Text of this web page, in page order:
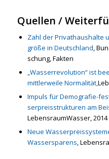
Quellen /
Zahl der Pri­vat­haus­hal­te
grö­ße in Deutsch­land,
schung, Fak­ten
„Was­ser­re­vo­lu­ti­on“ ist
mitt­ler­wei­le Nor­ma­li­tät,
Impuls für Demo­gra­fie-
ser­preis­struk­tu­ren am
Lebens­raum­Was­ser, 2014
Neue
Was­ser­spa­rens,